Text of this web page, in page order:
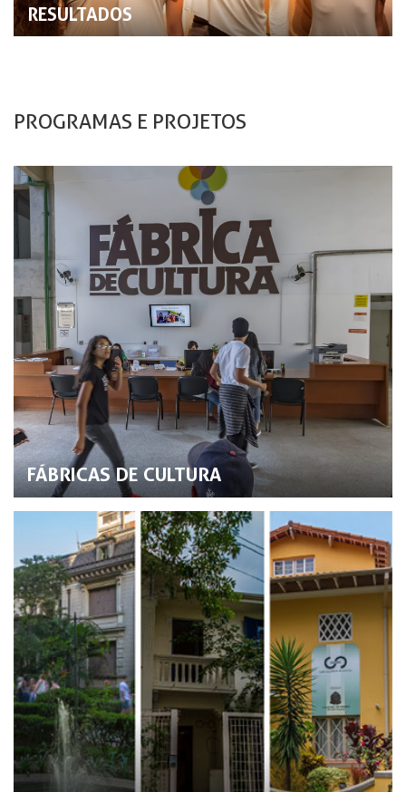
RESULTADOS
PROGRAMAS E PROJETOS
FÁBRICAS DE CULTURA